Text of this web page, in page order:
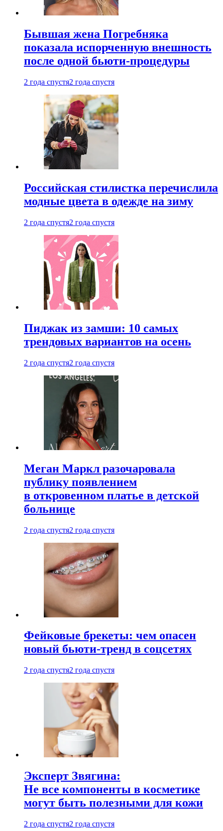
Бывшая жена Погребняка
показала испорченную внешность
после одной бьюти-процедуры
2 года спустя2 года спустя
Российская стилистка перечислила
модные цвета в одежде на зиму
2 года спустя2 года спустя
Пиджак из замши: 10 самых
трендовых вариантов на осень
2 года спустя2 года спустя
Меган Маркл разочаровала
публику появлением
в откровенном платье в детской
больнице
2 года спустя2 года спустя
Фейковые брекеты: чем опасен
новый бьюти-тренд в соцсетях
2 года спустя2 года спустя
Эксперт Звягина:
Не все компоненты в косметике
могут быть полезными для кожи
2 года спустя2 года спустя